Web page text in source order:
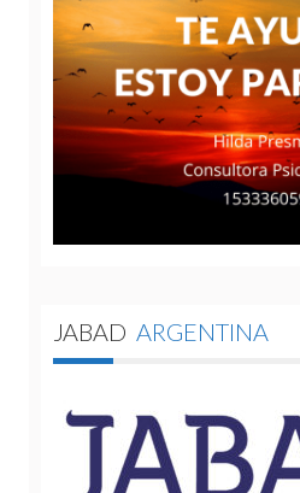
JABAD ARGENTINA